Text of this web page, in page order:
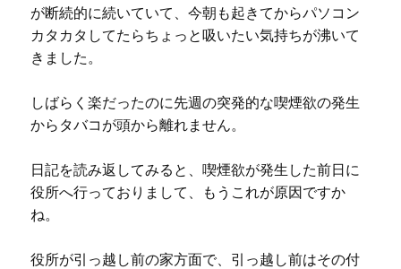
が断続的に続いていて、今朝も起きてからパソコン
カタカタしてたらちょっと吸いたい気持ちが沸いて
きました。
しばらく楽だったのに先週の突発的な喫煙欲の発生
からタバコが頭から離れません。
日記を読み返してみると、喫煙欲が発生した前日に
役所へ行っておりまして、もうこれが原因ですか
ね。
役所が引っ越し前の家方面で、引っ越し前はその付